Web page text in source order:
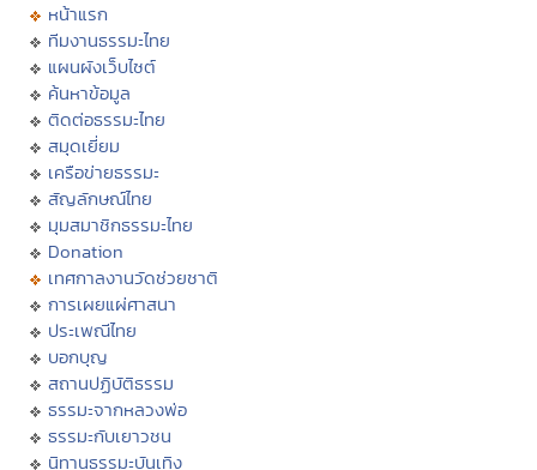
หน้าแรก
ทีมงานธรรมะไทย
แผนผังเว็บไซต์
ค้นหาข้อมูล
ติดต่อธรรมะไทย
สมุดเยี่ยม
เครือข่ายธรรมะ
สัญลักษณ์ไทย
มุมสมาชิกธรรมะไทย
Donation
เทศกาลงานวัดช่วยชาติ
การเผยแผ่ศาสนา
ประเพณีไทย
บอกบุญ
สถานปฏิบัติธรรม
ธรรมะจากหลวงพ่อ
ธรรมะกับเยาวชน
นิทานธรรมะบันเทิง